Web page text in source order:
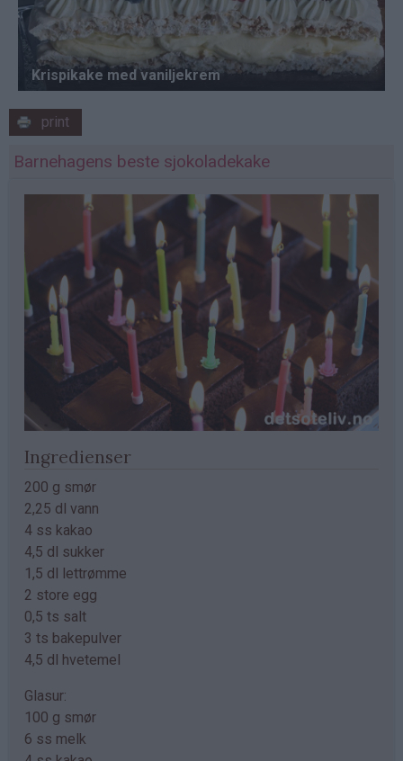
print
Barnehagens beste sjokoladekake
Ingredienser
200 g smør
2,25 dl vann
4 ss kakao
4,5 dl sukker
1,5 dl lettrømme
2 store egg
0,5 ts salt
3 ts bakepulver
4,5 dl hvetemel
Glasur:
100 g smør
6 ss melk